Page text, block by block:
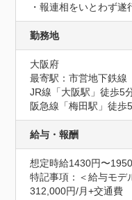
・報連相をいとわず遂
勤務地
大阪府
最寄駅：市営地下鉄
JR線「大阪駅」徒歩5
阪急線「梅田駅」徒歩
給与・報酬
想定時給1430円〜
特記事項：＜給与モデ
312,000円/月+交通費